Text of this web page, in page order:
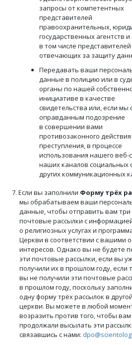
запросы от компетентных
представителей
правоохранительных,
государственных агентств
в том числе представителей
отвечающих за защиту
Передавать ваши
данные в полицию или в
органы по нашей
инициативе в качестве
свидетельства или, если мы
оправданным подозрение
в совершении вами
противозаконного
преступления, в процессе
использования нашего веб-
наших каналов социальных
других коммуникационных
7. Если вы заполнили Форму трёх
мы обрабатываем ваши
данные, чтобы отправить вам три
почтовые рассылки с
о религиозных услугах и
Церкви в соответствии с вашими
интересов. Однако вы не будете
эти почтовые рассылки, если вы
получили их в прошлом году, если
вы не получили эти почтовые
в прошлом году, поскольку
одну форму трёх рассылок в
церкви. Вы можете в любой
возразить против того, чтобы вам
продолжали высылать эти
связавшись с нами: